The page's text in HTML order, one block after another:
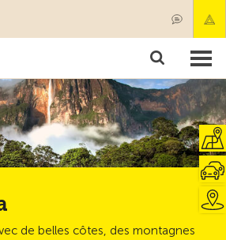
de belles côtes, des montagnes